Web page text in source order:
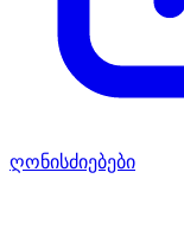
ღონისძიებები